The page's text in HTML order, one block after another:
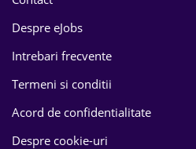
Despre eJobs
Intrebari frecvente
Termeni si conditii
Acord de confidentialitate
Despre cookie-uri